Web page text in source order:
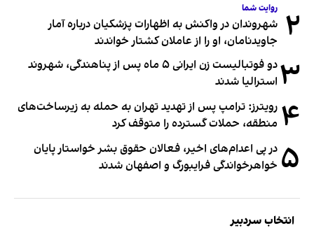
۲ روایت شما
شهروندان در واکنش به اظهارات پزشکیان درباره آمار
جاویدنامان، او را از عاملان کشتار خواندند
۳
دو فوتبالیست زن ایرانی ۵ ماه پس از پناهندگی، شهروند
استرالیا شدند
۴ رویترز: ترامپ پس از تهدید تهران به حمله به زیرساخت‌های
منطقه، حملات گسترده را متوقف کرد
۵ در پی اعدام‌های اخیر، فعالان حقوق بشر خواستار پایان
خواهرخواندگی فرایبورگ و اصفهان شدند
انتخاب سردبیر